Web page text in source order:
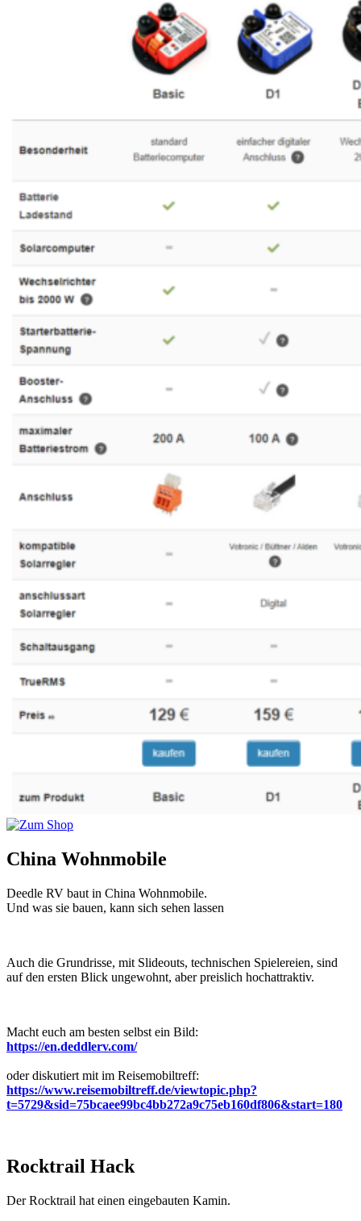
China Wohnmobile
Deedle RV baut in China Wohnmobile.
Und was sie bauen, kann sich sehen lassen
Auch die Grundrisse, mit Slideouts, technischen Spielereien, sind
auf den ersten Blick ungewohnt, aber preislich hochattraktiv.
Macht euch am besten selbst ein Bild:
https://en.deddlerv.com/
oder diskutiert mit im Reisemobiltreff:
https://www.reisemobiltreff.de/viewtopic.php?
t=5729&sid=75bcaee99bc4bb272a9c75eb160df806&start=180
Rocktrail Hack
Der Rocktrail hat einen eingebauten Kamin.